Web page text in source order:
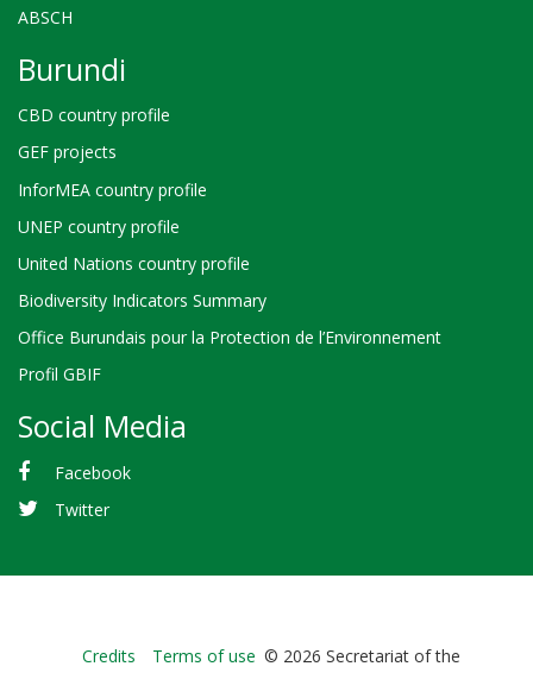
ABSCH
Burundi
CBD country profile
GEF projects
InforMEA country profile
UNEP country profile
United Nations country profile
Biodiversity Indicators Summary
Office Burundais pour la Protection de l’Environnement
Profil GBIF
Social Media
Facebook
Twitter
Bioland
Credits Terms of use © 2026 Secretariat of the